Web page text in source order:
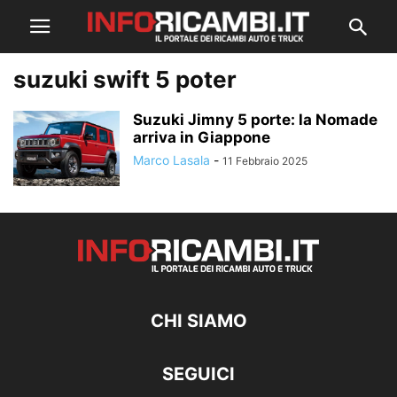
suzuki swift 5 poter
Suzuki Jimny 5 porte: la Nomade
arriva in Giappone
Marco Lasala - 11 Febbraio 2025
CHI SIAMO
SEGUICI